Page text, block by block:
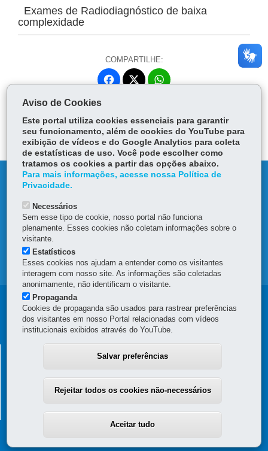
Exames de Radiodiagnóstico de baixa
complexidade
COMPARTILHE:
Fa
ok
itt
er
Ap
p
MAPA DO SITE
DENUNCIE CORRUPÇÃO
OUVIDORIA
Navegação
Principal
SAS
SECRETARIA DE ESTADO DA ADMINISTRAÇÃO E DA
PREVIDÊNCIA
Rua Jacy Loureiro de Campos, s/n - Térreo e 3º andar - Centro Cívico
(41) 3313-6160 - Horário de atendimento: 8h30 a 12h e 13h30 a 18h
Aviso de Cookies
Este portal utiliza cookies essenciais para garantir
seu funcionamento, além de cookies do YouTube para
exibição de vídeos e do Google Analytics para coleta
de estatísticas de uso. Você pode escolher como
tratamos os cookies a partir das opções abaixo.
Para mais informações, acesse nossa Política de
Privacidade.
Necessários
Sem esse tipo de cookie, nosso portal não funciona
plenamente. Esses cookies não coletam informações sobre o
visitante.
Estatísticos
Esses cookies nos ajudam a entender como os visitantes
interagem com nosso site. As informações são coletadas
anonimamente, não identificam o visitante.
Propaganda
Cookies de propaganda são usados para rastrear preferências
dos visitantes em nosso Portal relacionadas com vídeos
institucionais exibidos através do YouTube.
Salvar preferências
Rejeitar todos os cookies não-necessários
Aceitar tudo